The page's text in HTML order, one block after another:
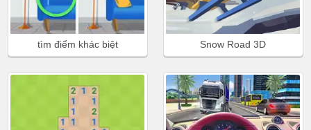
tìm điểm khác biệt Snow Road 3D